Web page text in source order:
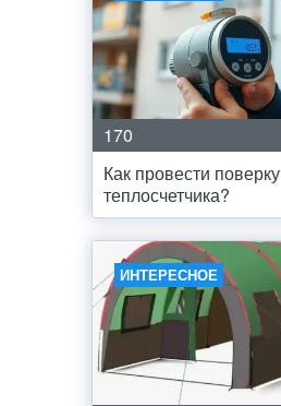
170
Как провести поверку
теплосчетчика?
ИНТЕРЕСНОЕ